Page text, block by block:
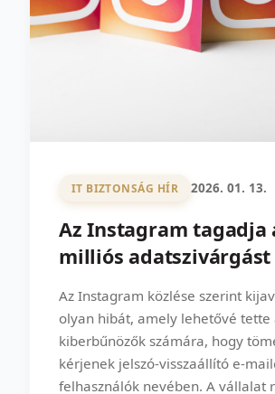
IT BIZTONSÁG HÍR 2026. 01. 13.
Az Instagram tagadja
milliós adatszivárgást
Az Instagram közlése szerint
olyan hibát, amely lehetővé tette
kiberbűnözők számára, hogy
kérjenek jelszó-visszaállító e-
felhasználók nevében. A vállalat